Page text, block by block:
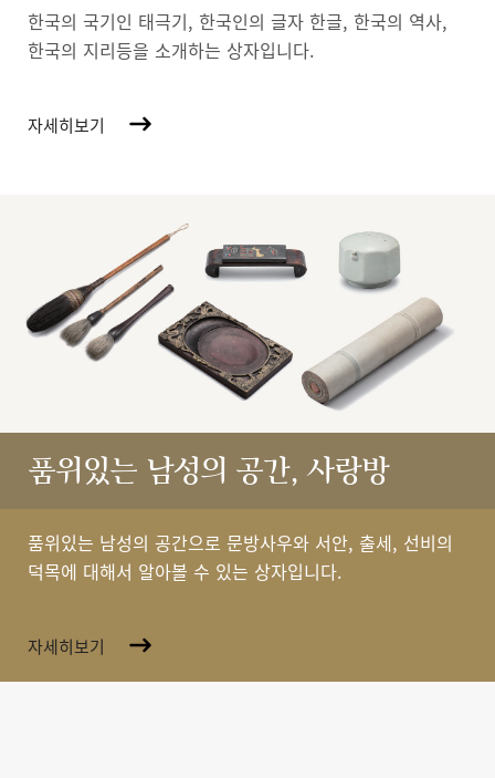
한국의 국기인 태극기, 한국인의 글자 한글, 한국의 역사,
한국의 지리등을 소개하는 상자입니다.
자세히보기
품위있는 남성의 공간, 사랑방
품위있는 남성의 공간으로 문방사우와 서안, 출세, 선비의
덕목에 대해서 알아볼 수 있는 상자입니다.
자세히보기